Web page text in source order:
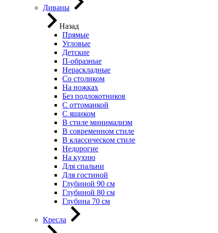
Диваны
Назад
Прямые
Угловые
Детские
П-образные
Нераскладные
Со столиком
На ножках
Без подлокотников
С оттоманкой
С ящиком
В стиле минимализм
В современном стиле
В классическом стиле
Недорогие
На кухню
Для спальни
Для гостиной
Глубиной 90 см
Глубиной 80 см
Глубина 70 см
Кресла